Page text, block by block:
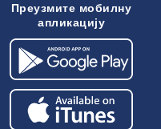
Преузмите мобилну
апликацију